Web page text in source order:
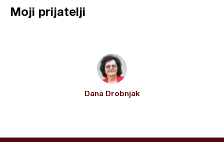
Moji prijatelji
Dana Drobnjak